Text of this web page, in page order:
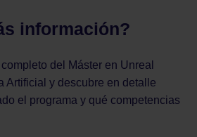
información?
del Máster en Unreal
Artificial y descubre en detalle
el programa y qué competencias